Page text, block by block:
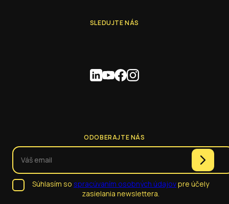
SLEDUJTE NÁS
ODOBERAJTE NÁS
Súhlasím so spracúvaním osobných údajovpre účely
zasielania newslettera.